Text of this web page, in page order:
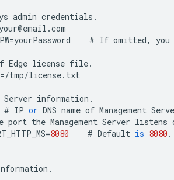
admin credentials .
@email .com
=yourPassword # If omitted, you
Edge license file.
=/tmp/license. txt
Server information .
# IP or DNS name of Management
port the Management Server listens
=8080 # Default is 8080 .
.